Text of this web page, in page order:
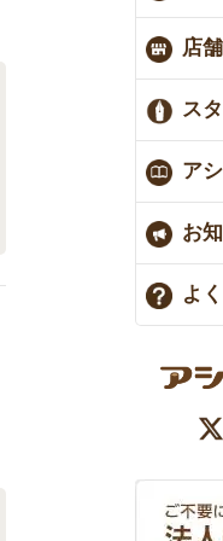
店
ス
ア
お
よ